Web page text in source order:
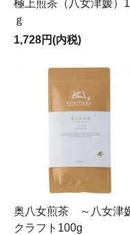
極上煎茶（八女津媛）
ｇ
1,728円(内税)
奥八女煎茶 ～八女津
クラフト100g